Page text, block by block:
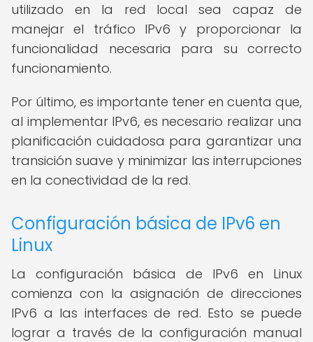
utilizado en la red local sea capaz de
manejar el tráfico IPv6 y proporcionar la
funcionalidad necesaria para su correcto
funcionamiento.
Por último, es importante tener en cuenta que,
al implementar IPv6, es necesario realizar una
planificación cuidadosa para garantizar una
transición suave y minimizar las interrupciones
en la conectividad de la red.
Configuración básica de IPv6 en
Linux
La configuración básica de IPv6 en Linux
comienza con la asignación de direcciones
IPv6 a las interfaces de red. Esto se puede
lograr a través de la configuración manual